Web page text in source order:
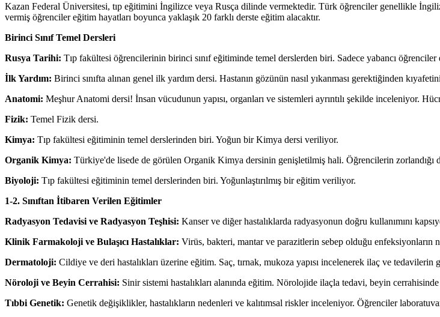
Kazan Federal Üniversitesi, tıp eğitimini İngilizce veya Rusça dilinde vermektedir. Türk öğrenciler genellikle
vermiş öğrenciler eğitim hayatları boyunca yaklaşık 20 farklı derste eğitim alacaktır.
Birinci Sınıf Temel Dersleri
Rusya Tarihi: Tıp fakültesi öğrencilerinin birinci sınıf eğitiminde temel derslerden biri. Sadece yabancı
İlk Yardım: Birinci sınıfta alınan genel ilk yardım dersi. Hastanın gözünün nasıl yıkanması gerektiğinden
Anatomi: Meşhur Anatomi dersi! İnsan vücudunun yapısı, organları ve sistemleri ayrıntılı şekilde inceleniyor.
Fizik: Temel Fizik dersi.
Kimya: Tıp fakültesi eğitiminin temel derslerinden biri. Yoğun bir Kimya dersi veriliyor.
Organik Kimya: Türkiye'de lisede de görülen Organik Kimya dersinin genişletilmiş hali. Öğrencilerin zorlandığı
Biyoloji: Tıp fakültesi eğitiminin temel derslerinden biri. Yoğunlaştırılmış bir eğitim veriliyor.
1-2. Sınıftan İtibaren Verilen Eğitimler
Radyasyon Tedavisi ve Radyasyon Teşhisi: Kanser ve diğer hastalıklarda radyasyonun doğru kullanımını
Klinik Farmakoloji ve Bulaşıcı Hastalıklar: Virüs, bakteri, mantar ve parazitlerin sebep olduğu enfeksiyonların
Dermatoloji: Cildiye ve deri hastalıkları üzerine eğitim. Saç, tırnak, mukoza yapısı incelenerek ilaç ve
Nöroloji ve Beyin Cerrahisi: Sinir sistemi hastalıkları alanında eğitim. Nörolojide ilaçla tedavi, beyin
Tıbbi Genetik: Genetik değişiklikler, hastalıkların nedenleri ve kalıtımsal riskler inceleniyor. Öğrenciler